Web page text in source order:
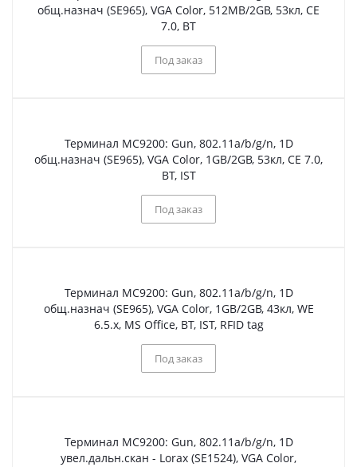
общ.назнач (SE965), VGA Color, 512MB/2GB, 53кл, CE
7.0, BT
Под заказ
Терминал МС9200: Gun, 802.11a/b/g/n, 1D
общ.назнач (SE965), VGA Color, 1GB/2GB, 53кл, CE 7.0,
BT, IST
Под заказ
Терминал МС9200: Gun, 802.11a/b/g/n, 1D
общ.назнач (SE965), VGA Color, 1GB/2GB, 43кл, WE
6.5.x, MS Office, BT, IST, RFID tag
Под заказ
Терминал МС9200: Gun, 802.11a/b/g/n, 1D
увел.дальн.скан - Lorax (SE1524), VGA Color,